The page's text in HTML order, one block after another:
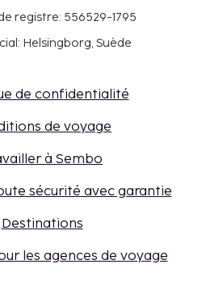
registre: 556529-1795
Helsingborg, Suède
de confidentialité
de voyage
à Sembo
sécurité avec garantie
Destinations
les agences de voyage